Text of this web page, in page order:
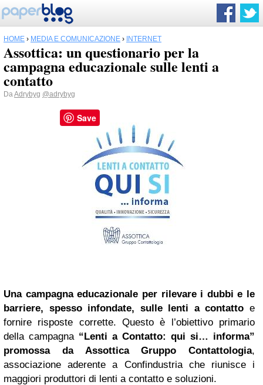
HOME › MEDIA E COMUNICAZIONE › INTERNET
Assottica: un questionario per la
campagna educazionale sulle lenti a
contatto
DaAdrybyg @adrybyg
Una campagna educazionale per rilevare i dubbi e le
barriere, spesso infondate, sulle lenti a contatto e
fornire risposte corrette. Questo è l’obiettivo primario
della campagna “Lenti a Contatto: qui si… informa”
promossa da Assottica Gruppo Contattologia,
associazione aderente a Confindustria che riunisce i
maggiori produttori di lenti a contatto e soluzioni.
Save